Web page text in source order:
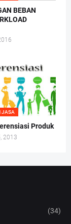
BEBAN
JASA
Produk
2013
(34)